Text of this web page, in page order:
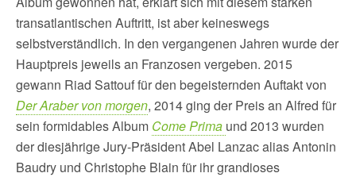
transatlantischen Auftritt, ist aber keineswegs
selbstverständlich. In den vergangenen Jahren wurde der
Hauptpreis jeweils an Franzosen vergeben. 2015
gewann Riad Sattouf für den begeisternden Auftakt von
Der Araber von morgen, 2014 ging der Preis an Alfred für
sein formidables Album Come Prima und 2013 wurden
der diesjährige Jury-Präsident Abel Lanzac alias Antonin
Baudry und Christophe Blain für ihr grandioses